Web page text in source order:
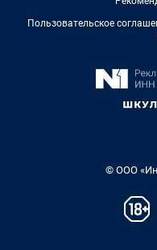
Пользовательское
© ООО